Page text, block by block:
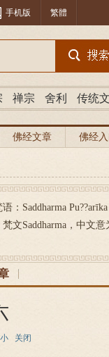
手机版 繁體
禅宗 舍利 传统
佛经文章 佛经入
：Saddharma
文Saddharma，中文
关闭